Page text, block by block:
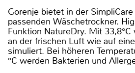
Gorenje bietet in der
passenden Wäschetrockner.
Funktion NatureDry. Mit 33,8°C
an der frischen Luft wie auf
simuliert. Bei höheren
°C werden Bakterien und